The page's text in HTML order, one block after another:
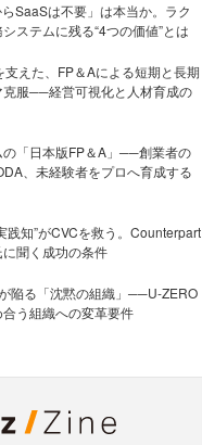
らSaaSは不要」は本当か。ラク
ステムに残る“4つの価値”とは
支えた、FP＆Aによる短期と長期
克服──経営可視化と人材育成の
の「日本版FP＆A」──創業者の
、未経験者をプロへ育成する
践知”がCVCを救う。Counterpart
聞く成功の条件
陥る「沈黙の組織」──U-ZERO
う組織への変革要件